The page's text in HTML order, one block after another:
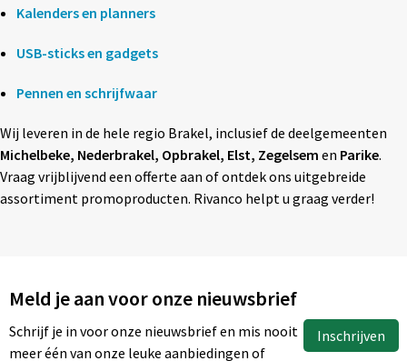
Kalenders en planners
USB-sticks en gadgets
Pennen en schrijfwaar
Wij leveren in de hele regio Brakel, inclusief de deelgemeenten
Michelbeke, Nederbrakel, Opbrakel, Elst, Zegelsem en Parike.
Vraag vrijblijvend een offerte aan of ontdek ons uitgebreide
assortiment promoproducten. Rivanco helpt u graag verder!
Meld je aan voor onze nieuwsbrief
Schrijf je in voor onze nieuwsbrief en mis nooit
meer één van onze leuke aanbiedingen of
Inschrijven